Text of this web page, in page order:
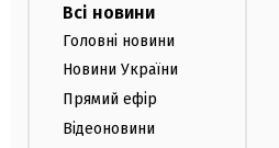
Всі новини
Головні новини
Новини України
Прямий ефір
Відеоновини